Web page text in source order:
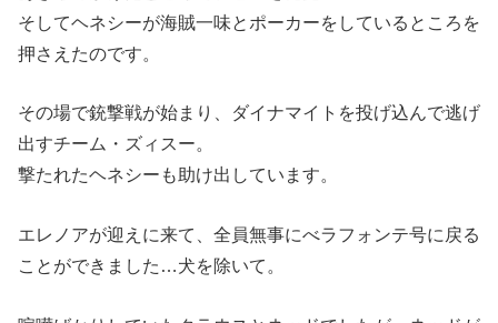
そしてヘネシーが海賊一味とポーカーをしているところを
押さえたのです。
その場で銃撃戦が始まり、ダイナマイトを投げ込んで逃げ
出すチーム・ズィスー。
撃たれたヘネシーも助け出しています。
エレノアが迎えに来て、全員無事にべラフォンテ号に戻る
ことができました…犬を除いて。